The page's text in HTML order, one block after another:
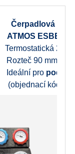
Čerpadlová
ATMOS ESBE
Termostatická 20 –
Rozteč 90 mm – 1“
Ideální pro
(objednací kód: